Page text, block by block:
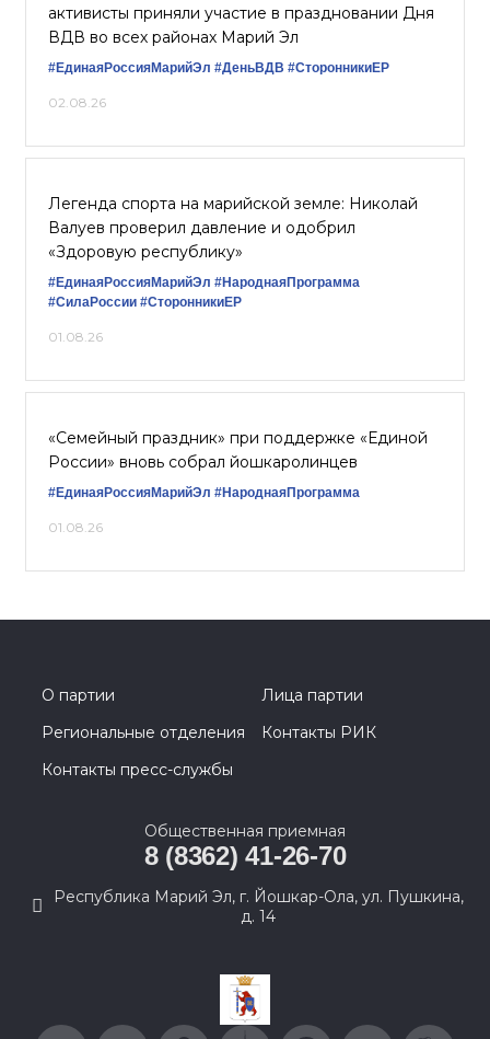
активисты приняли участие в праздновании Дня
ВДВ во всех районах Марий Эл
#ЕдинаяРоссияМарийЭл #ДеньВДВ #СторонникиЕР
02.08.26
Легенда спорта на марийской земле: Николай
Валуев проверил давление и одобрил
«Здоровую республику»
#ЕдинаяРоссияМарийЭл #НароднаяПрограмма
#СилаРоссии #СторонникиЕР
01.08.26
«Семейный праздник» при поддержке «Единой
России» вновь собрал йошкаролинцев
#ЕдинаяРоссияМарийЭл #НароднаяПрограмма
01.08.26
О партии
Лица партии
Региональные отделения
Контакты РИК
Контакты пресс-службы
Общественная приемная
8 (8362) 41-26-70
Республика Марий Эл, г. Йошкар-Ола, ул. Пушкина,
д. 14